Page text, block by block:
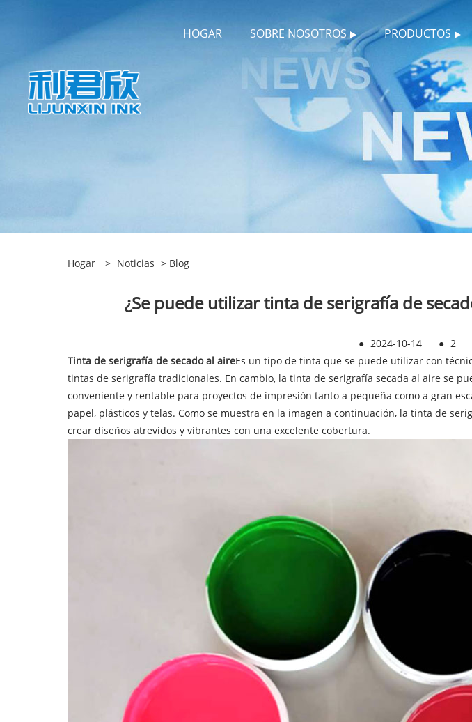
HOGAR SOBRE NOSOTROS PRODUCTOS
Hogar > Noticias > Blog
¿Se puede utilizar tinta de serigrafía de
● 2024-10-14 ● 2
Tinta de serigrafía de secado al aireEs un tipo de tinta que se puede utilizar con
tintas de serigrafía tradicionales. En cambio, la tinta de serigrafía secada al aire se
conveniente y rentable para proyectos de impresión tanto a pequeña como a gran
papel, plásticos y telas. Como se muestra en la imagen a continuación, la tinta de
crear diseños atrevidos y vibrantes con una excelente cobertura.